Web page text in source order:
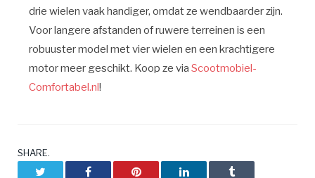
drie wielen vaak handiger, omdat ze wendbaarder zijn.
Voor langere afstanden of ruwere terreinen is een
robuuster model met vier wielen en een krachtigere
motor meer geschikt. Koop ze via Scootmobiel-
Comfortabel.nl!
SHARE.
Facebook Pinterest LinkedIn Tumblr